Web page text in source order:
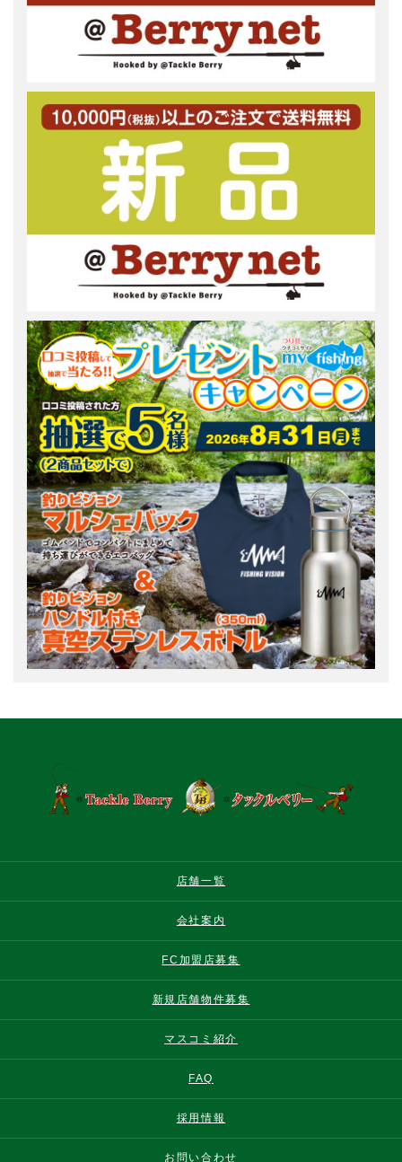
店舗一覧
会社案内
FC加盟店募集
新規店舗物件募集
マスコミ紹介
FAQ
採用情報
お問い合わせ